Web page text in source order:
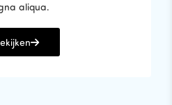
aliqua.